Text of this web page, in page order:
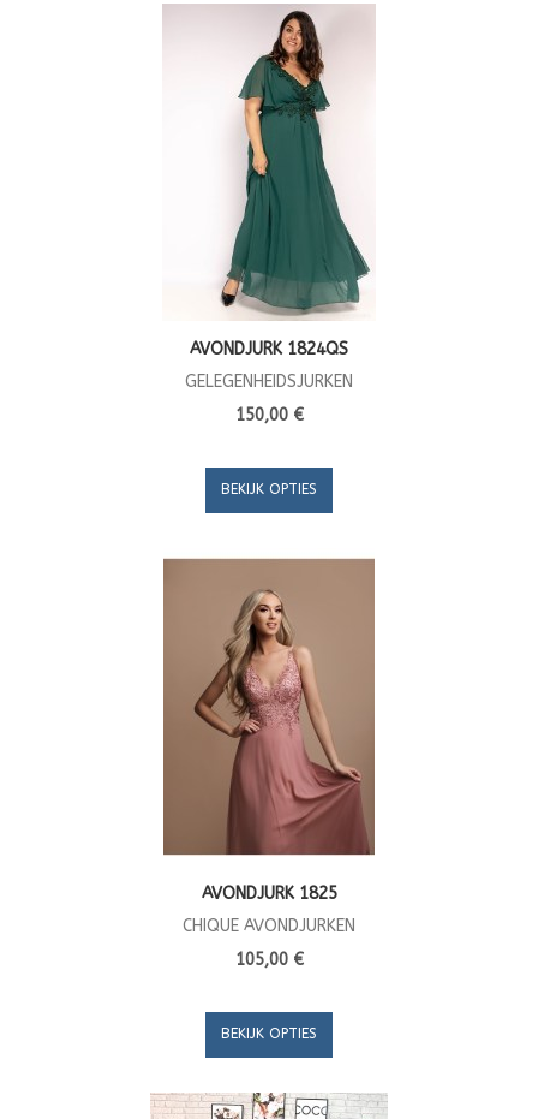
AVONDJURK 1824QS
GELEGENHEIDSJURKEN
150,00 €
BEKIJK OPTIES
AVONDJURK 1825
CHIQUE AVONDJURKEN
105,00 €
BEKIJK OPTIES